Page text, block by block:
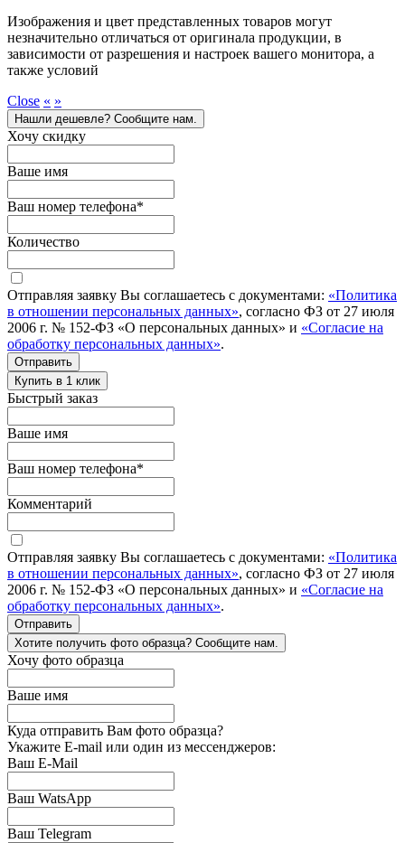
Изображения и цвет представленных товаров могут
незначительно отличаться от оригинала продукции, в
зависимости от разрешения и настроек вашего монитора, а
также условий
Close « »
Нашли дешевле? Сообщите нам.
Хочу скидку
Ваше имя
Ваш номер телефона*
Количество
Отправляя заявку Вы соглашаетесь с документами: «Политика
в отношении персональных данных», согласно ФЗ от 27 июля
2006 г. № 152-ФЗ «О персональных данных» и «Согласие на
обработку персональных данных».
Отправить
Купить в 1 клик
Быстрый заказ
Ваше имя
Ваш номер телефона*
Комментарий
Отправляя заявку Вы соглашаетесь с документами: «Политика
в отношении персональных данных», согласно ФЗ от 27 июля
2006 г. № 152-ФЗ «О персональных данных» и «Согласие на
обработку персональных данных».
Отправить
Хотите получить фото образца? Сообщите нам.
Хочу фото образца
Ваше имя
Куда отправить Вам фото образца?
Укажите E-mail или один из мессенджеров:
Ваш E-Mail
Ваш WatsApp
Ваш Telegram